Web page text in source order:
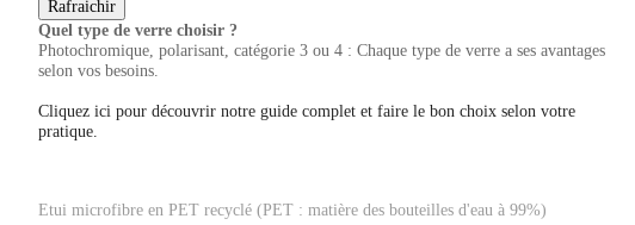
Quel type de verre choisir ?
Photochromique, polarisant, catégorie 3 ou 4 : Chaque type de verre a ses avantages
selon vos besoins.
Cliquez ici pour découvrir notre guide complet et faire le bon choix selon votre
pratique.
Etui microfibre en PET recyclé (PET : matière des bouteilles d'eau à 99%)